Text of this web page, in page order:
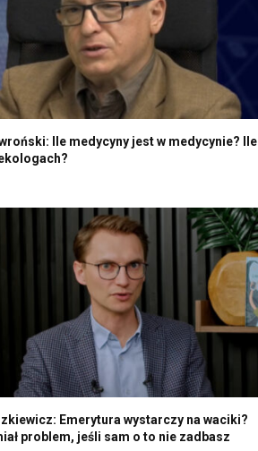
Ile medycyny jest w medycynie? Ile
Emerytura wystarczy na waciki?
problem, jeśli sam o to nie zadbasz